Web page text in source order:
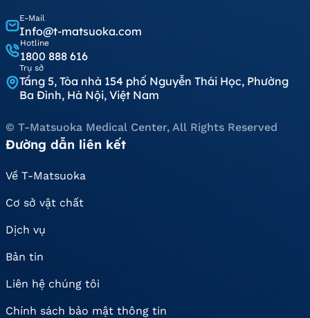
E-Mail
Info@t-matsuoka.com
Hotline
1800 888 616
Trụ sở
Tầng 5, Tòa nhà 154 phố Nguyễn Thái Học, Phường
Ba Đình, Hà Nội, Việt Nam
© T-Matsuoka Medical Center, All Rights Reserved
Đường dẫn liên kết
Về T-Matsuoka
Cơ sở vật chất
Dịch vụ
Bản tin
Liên hệ chúng tôi
Chính sách bảo mật thông tin